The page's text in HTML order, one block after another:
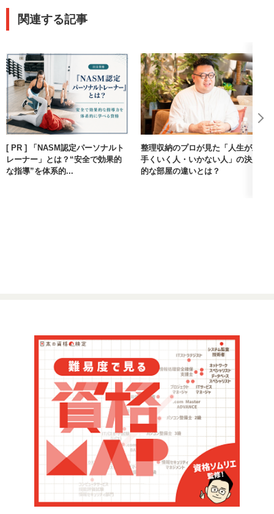
関連する記事
[ PR ] 「NASM認定パーソナルト
レーナー」とは？“安全で効果的
な指導”を体系的...
整理収納のプロが見た「人生が上
手くいく人・いかない人」の決定
的な部屋の違いとは？